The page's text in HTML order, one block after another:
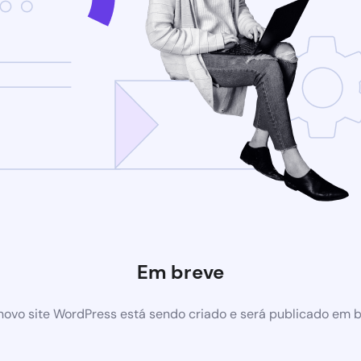
Em breve
site WordPress está sendo criado e será publicado em